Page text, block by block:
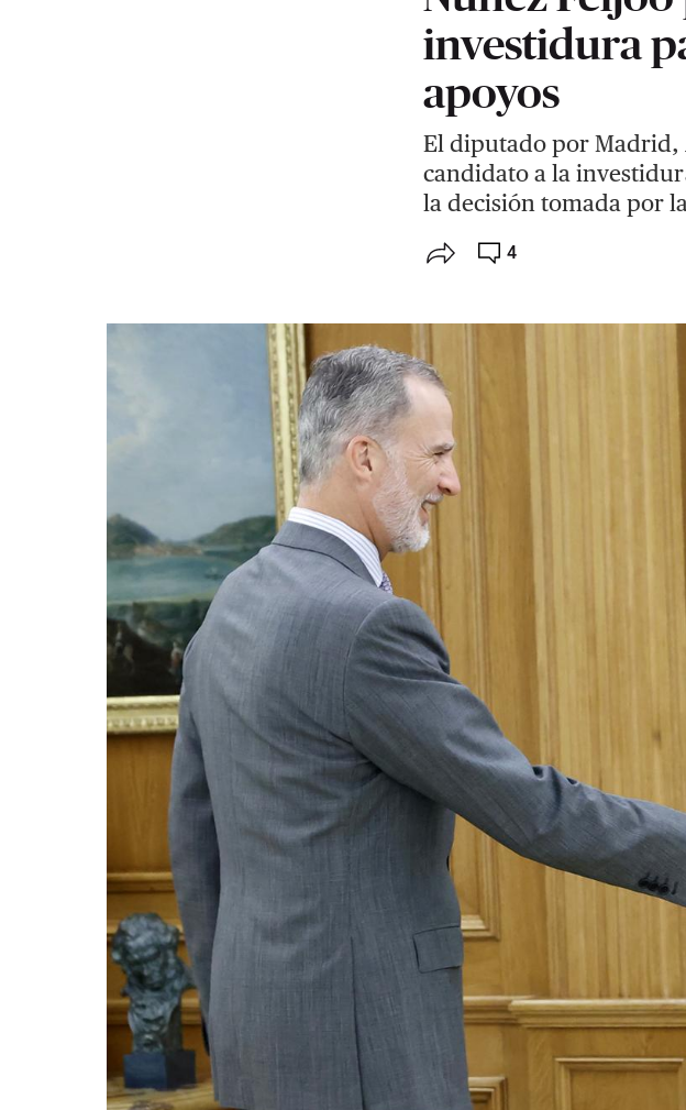
investidura
apoyos
El diputado por Madrid,
candidato a la
la decisión tomada por
4